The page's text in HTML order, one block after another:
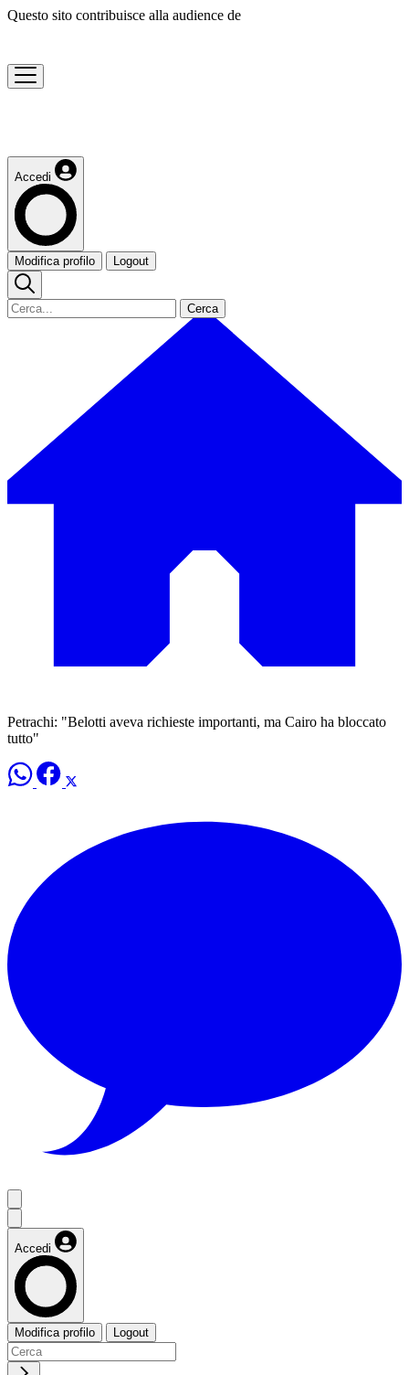
Questo sito contribuisce alla audience de
Accedi
Modifica profilo Logout
Cerca
Petrachi: "Belotti aveva richieste importanti, ma Cairo ha bloccato
tutto"
Accedi
Modifica profilo Logout